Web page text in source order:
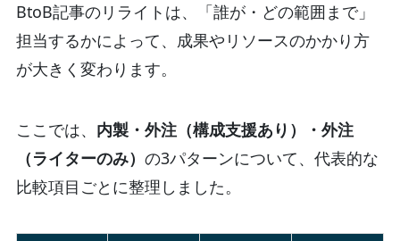
BtoB記事のリライトは、「誰が・どの範囲まで」
担当するかによって、成果やリソースのかかり方
が大きく変わります。
ここでは、 内製・外注（構成支援あり）・外注
（ライターのみ） の3パターンについて、代表的な
比較項目ごとに整理しました。